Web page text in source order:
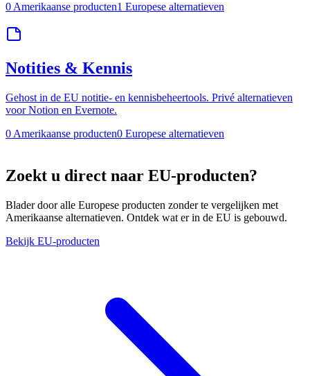
0 Amerikaanse producten1 Europese alternatieven
Notities & Kennis
Gehost in de EU notitie- en kennisbeheertools. Privé alternatieven
voor Notion en Evernote.
0 Amerikaanse producten0 Europese alternatieven
Zoekt u direct naar EU-producten?
Blader door alle Europese producten zonder te vergelijken met
Amerikaanse alternatieven. Ontdek wat er in de EU is gebouwd.
Bekijk EU-producten